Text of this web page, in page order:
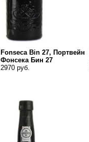
Fonseca Bin 27, Портвейн
Фонсека Бин 27
2970 руб.